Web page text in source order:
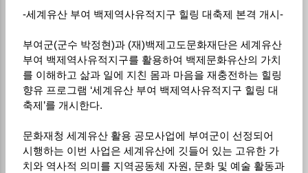
-세계유산 부여 백제역사유적지구 힐링 대축제 본격 개시-
부여군(군수 박정현)과 (재)백제고도문화재단은 세계유산
부여 백제역사유적지구를 활용하여 백제문화유산의 가치
를 이해하고 삶과 일에 지친 몸과 마음을 재충전하는 힐링
향유 프로그램 ‘세계유산 부여 백제역사유적지구 힐링 대
축제’를 개시한다.
문화재청 세계유산 활용 공모사업에 부여군이 선정되어
시행하는 이번 사업은 세계유산에 깃들어 있는 고유한 가
치와 역사적 의미를 지역공동체 자원, 문화 및 예술 활동과
Sketchbook5, 스케치북5